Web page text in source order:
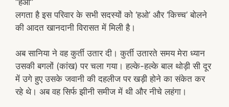
लगता है इस परिवार के सभी सदस्यों को ‘हओ’ और ‘किच्च’ बोलने
की आदत खानदानी विरासत में मिली है।
अब सानिया ने वह कुर्ती उतार दी। कुर्ती उतारते समय मेरा ध्यान
उसकी बगलों (कांख) पर चला गया। हल्के-हल्के बाल थोड़ी सी दूर
में उगे हुए उसके जवानी की दहलीज पर खड़ी होने का संकेत कर
रहे थे। अब वह सिर्फ झीनी समीज में थी और नीचे लहंगा।